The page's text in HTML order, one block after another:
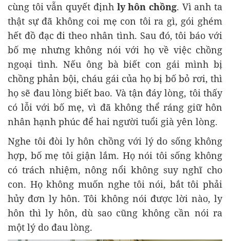
cùng tôi vẫn quyết định ly hôn chồng. Vì anh ta
thật sự đã không coi mẹ con tôi ra gì, gói ghém
hết đồ đạc đi theo nhân tình. Sau đó, tôi báo với
bố mẹ nhưng không nói với họ về việc chồng
ngoại tình. Nếu ông bà biết con gái mình bị
chồng phản bội, cháu gái của họ bị bố bỏ rơi, thì
họ sẽ đau lòng biết bao. Và tận đáy lòng, tôi thấy
có lỗi với bố mẹ, vì đã không thể ráng giữ hôn
nhân hạnh phúc để hai người tuổi già yên lòng.
Nghe tôi đòi ly hôn chồng với lý do sống không
hợp, bố mẹ tôi giận lắm. Họ nói tôi sống không
có trách nhiệm, nông nổi không suy nghĩ cho
con. Họ không muốn nghe tôi nói, bắt tôi phải
hủy đơn ly hôn. Tôi không nói được lời nào, ly
hôn thì ly hôn, dù sao cũng không cần nói ra
một lý do đau lòng.